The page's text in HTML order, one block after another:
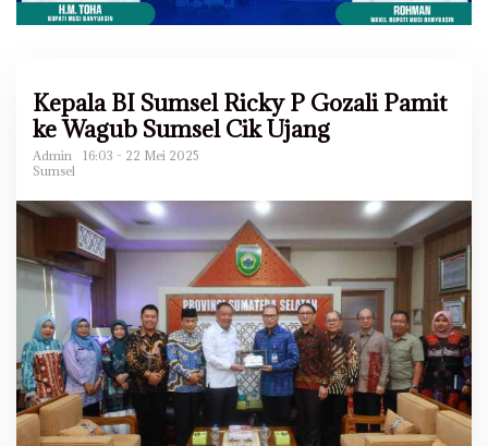
Kepala BI Sumsel Ricky P Gozali Pamit
ke Wagub Sumsel Cik Ujang
Admin
16:03 - 22 Mei 2025
Sumsel